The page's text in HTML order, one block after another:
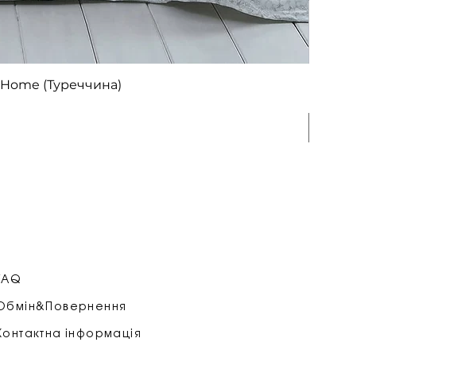
Home (Туреччина)
інформація